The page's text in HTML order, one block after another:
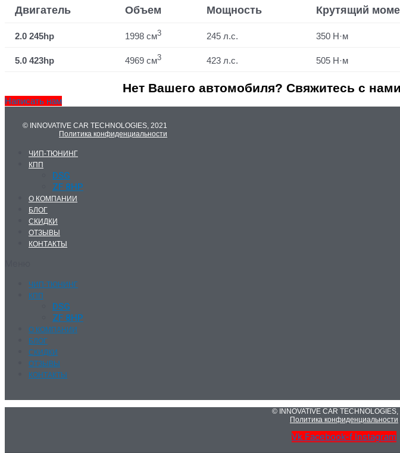
Двигатель Объем Мощность Крутящий
2.0 245hp 1998 см3 245 л.с. 350 Н·м
5.0 423hp 4969 см3 423 л.с. 505 Н·м
Нет Вашего автомобиля? Свяжитесь с
Написать нам
© INNOVATIVE CAR TECHNOLOGIES, 2021
Политика конфиденциальности
ЧИП-ТЮНИНГ
КПП
DSG
ZF 8HP
О КОМПАНИИ
БЛОГ
СКИДКИ
ОТЗЫВЫ
КОНТАКТЫ
ЧИП-ТЮНИНГ
КПП
DSG
ZF 8HP
О КОМПАНИИ
БЛОГ
СКИДКИ
ОТЗЫВЫ
КОНТАКТЫ
© INNOVATIVE CAR TECHNOLOGIES,
Политика конфиденциальности
Vk Facebook-f Instagram